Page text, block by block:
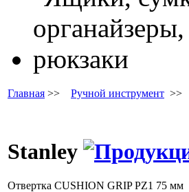
Главная >> Ручной инструмент >>
Stanley
Отвертка CUSHION GRIP PZ1 75 мм